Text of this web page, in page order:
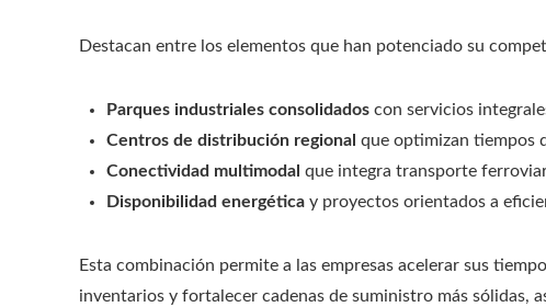
Destacan entre los elementos que han potenciado su
Parques industriales consolidados con servicios
Centros de distribución regional que optimizan tiempos
Conectividad multimodal que integra transporte
Disponibilidad energética y proyectos orientados a
Esta combinación permite a las empresas acelerar sus
inventarios y fortalecer cadenas de suministro más sólidas,